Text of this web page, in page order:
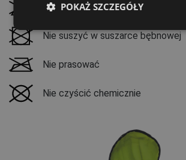
Nie wybielać
Nie suszyć w suszarce bębnowej
Nie prasować
Nie czyścić chemicznie
POKAŻ SZCZEGÓŁY